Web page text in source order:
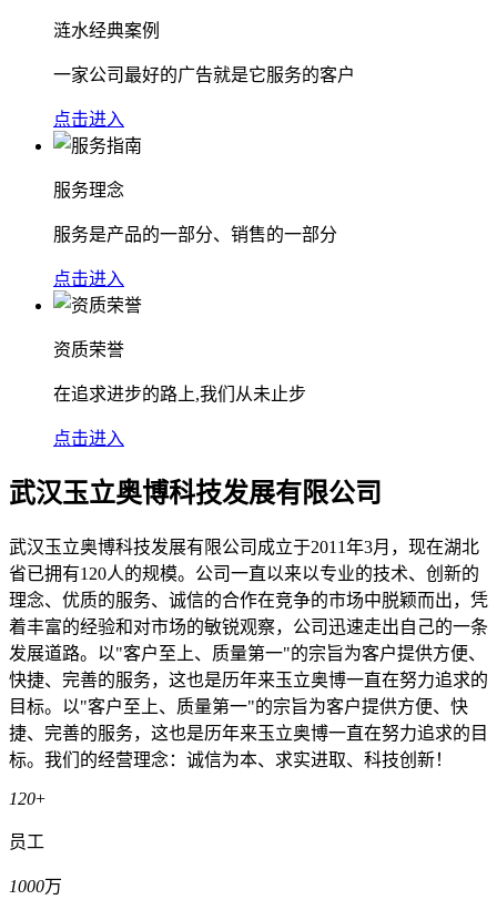
涟水经典案例
一家公司最好的广告就是它服务的客户
点击进入
服务理念
服务是产品的一部分、销售的一部分
点击进入
资质荣誉
在追求进步的路上,我们从未止步
点击进入
武汉玉立奥博科技发展有限公司
武汉玉立奥博科技发展有限公司成立于2011年3月，现在湖北
省已拥有120人的规模。公司一直以来以专业的技术、创新的
理念、优质的服务、诚信的合作在竞争的市场中脱颖而出，凭
着丰富的经验和对市场的敏锐观察，公司迅速走出自己的一条
发展道路。以"客户至上、质量第一"的宗旨为客户提供方便、
快捷、完善的服务，这也是历年来玉立奥博一直在努力追求的
目标。以"客户至上、质量第一"的宗旨为客户提供方便、快
捷、完善的服务，这也是历年来玉立奥博一直在努力追求的目
标。我们的经营理念：诚信为本、求实进取、科技创新！
120+
员工
1000万